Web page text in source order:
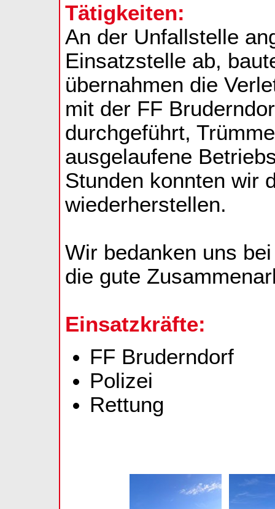
Tätigkeiten:
An der Unfallstelle
Einsatzstelle ab,
übernahmen die
mit der FF
durchgeführt,
ausgelaufene
Stunden konnten wir
wiederherstellen.
Wir bedanken uns
die gute
Einsatzkräfte:
FF Bruderndorf
Polizei
Rettung